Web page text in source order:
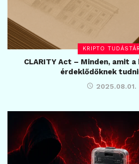
KRIPTO
CLARITY Act – Minden, amit
érdeklődőknek
2025.08.01.